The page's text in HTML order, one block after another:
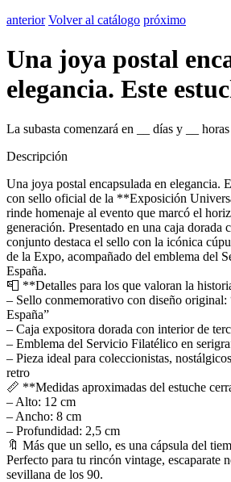
anterior Volver al catálogo próximo
Una joya postal
elegancia. Este
La subasta comenzará en días y
horas
Descripción
Una joya postal encapsulada en elegancia.
con sello oficial de la **Exposición
rinde homenaje al evento que marcó el
generación. Presentado en una caja dorada
conjunto destaca el sello con la icónica
de la Expo, acompañado del emblema del
España.
📮 **Detalles para los que valoran la
– Sello conmemorativo con diseño
España”
– Caja expositora dorada con interior de
– Emblema del Servicio Filatélico en
– Pieza ideal para coleccionistas,
retro
📏 **Medidas aproximadas del estuche
– Alto: 12 cm
– Ancho: 8 cm
– Profundidad: 2,5 cm
🔖 Más que un sello, es una cápsula del
Perfecto para tu rincón vintage, escaparate
sevillana de los 90.